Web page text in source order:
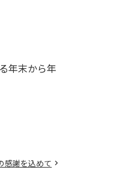
年末から年
謝を込めて